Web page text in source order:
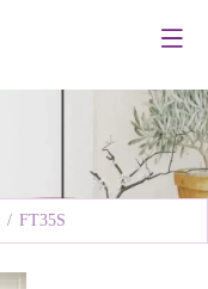
/ FT35S